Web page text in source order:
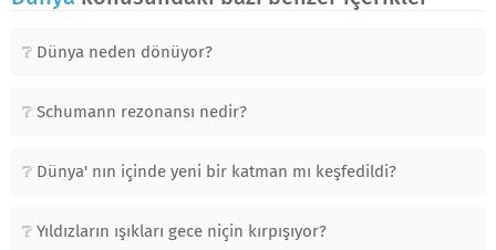
Dünya neden dönüyor?
Schumann rezonansı nedir?
Dünya' nın içinde yeni bir katman mı keşfedildi?
Yıldızların ışıkları gece niçin kırpışıyor?